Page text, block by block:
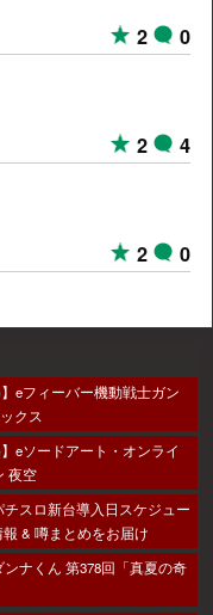
2 0
2 4
2 0
eフィーバー機動戦士ガン
クス
eソードアート・オンライ
夜空
チスロ新台導入日スケジュー
& 噂まとめをお届け
ナくん 第378回「真夏の奇